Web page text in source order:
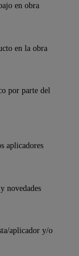
en obra
en la obra
por parte del
aplicadores
novedades
aplicador y/o